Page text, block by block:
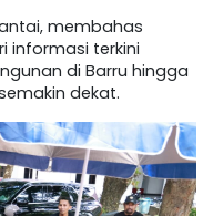
membahas
informasi terkini
di Barru hingga
dekat.